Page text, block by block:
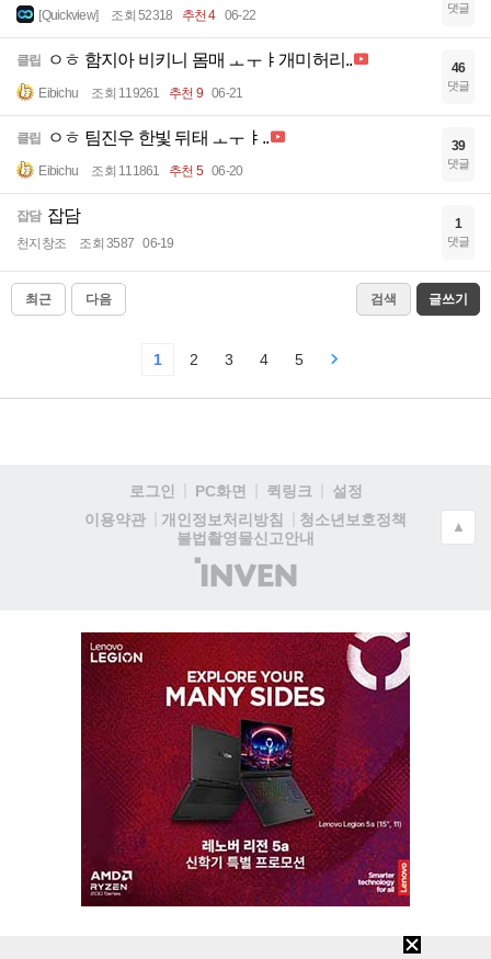
[Quickview] 조회 52318 추천 4 06-22 댓글
클립 ㅇㅎ 함지아 비키니 몸매 ㅗㅜㅑ개미허리..
Eibichu 조회 119261 추천 9 06-21
46
댓글
클립 ㅇㅎ 팀진우 한빛 뒤태 ㅗㅜㅑ..
Eibichu 조회 111861 추천 5 06-20
39
댓글
잡담 잡담
천지창조 조회 3587 06-19
1
댓글
최근 다음 검색 글쓰기
1 2 3 4 5
로그인 PC화면 퀵링크
설정
이용약관
개인정보처리방침
청소년보호정책
불법촬영물신고안내
(주)
인
▲